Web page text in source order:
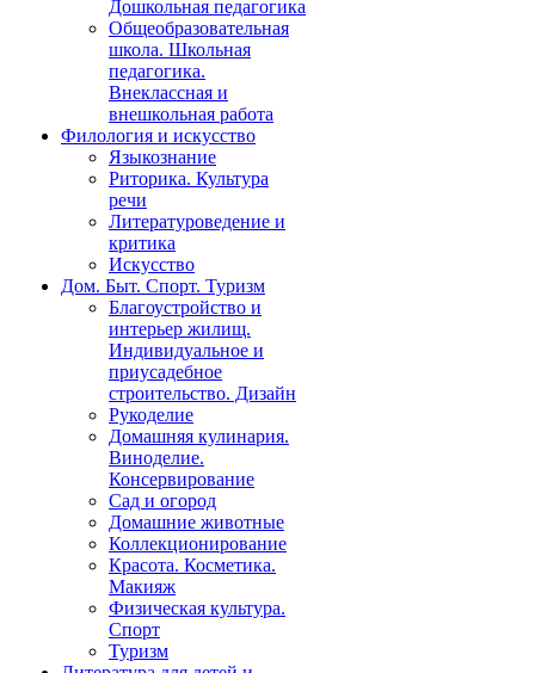
Дошкольная педагогика
Общеобразовательная
школа. Школьная
педагогика.
Внеклассная и
внешкольная работа
Филология и искусство
Языкознание
Риторика. Культура
речи
Литературоведение и
критика
Искусство
Дом. Быт. Спорт. Туризм
Благоустройство и
интерьер жилищ.
Индивидуальное и
приусадебное
строительство. Дизайн
Рукоделие
Домашняя кулинария.
Виноделие.
Консервирование
Сад и огород
Домашние животные
Коллекционирование
Красота. Косметика.
Макияж
Физическая культура.
Спорт
Туризм